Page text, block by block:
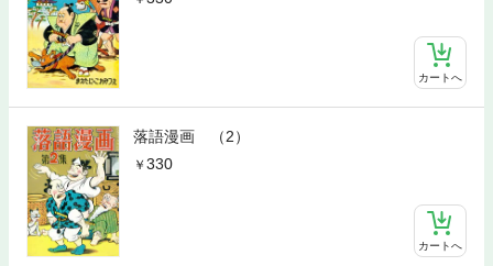
カートへ
落語漫画 （2）
330
カートへ